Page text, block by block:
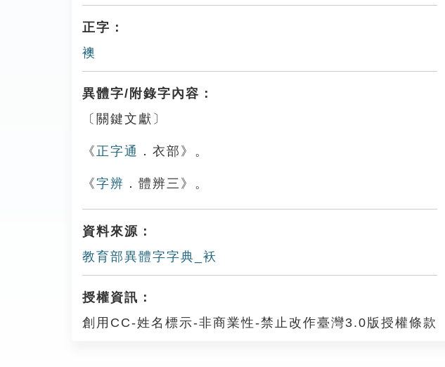
正字：
襖
異體字/附錄字內容：
〔關鍵文獻〕
《 正字通 ．衣部》。
《字辨 ．體辨三》。
資料來源：
教育部異體字字典_袄
授權資訊：
創用CC-姓名標示-非商業性-禁止改作臺灣3.0版授權條款